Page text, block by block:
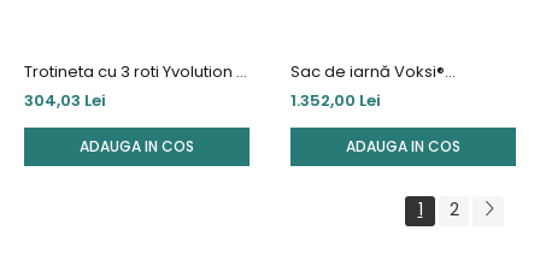
Trotineta cu 3 roti Yvolution Y
Glider Kiwi Green
304,03 Lei
ADAUGA IN COS
Sac de iarnă Voksi®
Adventure North – Poppy
1.352,00 Lei
ADAUGA IN COS
1 2